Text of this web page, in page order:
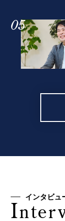
05
I インタビュ